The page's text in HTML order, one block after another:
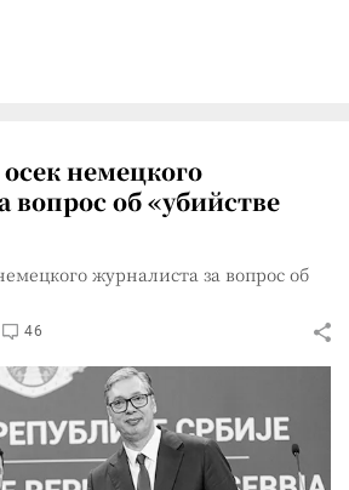
немецкого
вопрос об «убийстве
журналиста за вопрос об
46